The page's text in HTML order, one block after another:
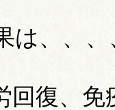
は、、、
回復、